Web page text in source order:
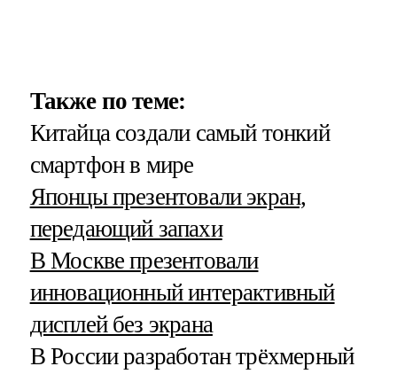
Также по теме:
Китайца создали самый тонкий
смартфон в мире
Японцы презентовали экран,
передающий запахи
В Москве презентовали
инновационный интерактивный
дисплей без экрана
В России разработан трёхмерный